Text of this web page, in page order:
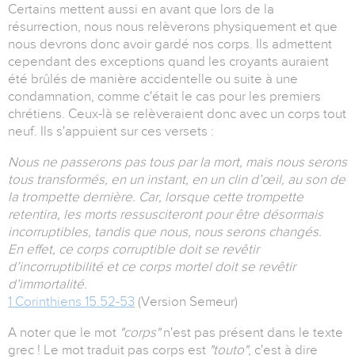
Certains mettent aussi en avant que lors de la
résurrection, nous nous relèverons physiquement et que
nous devrons donc avoir gardé nos corps. Ils admettent
cependant des exceptions quand les croyants auraient
été brûlés de manière accidentelle ou suite à une
condamnation, comme c'était le cas pour les premiers
chrétiens. Ceux-là se relèveraient donc avec un corps tout
neuf. Ils s'appuient sur ces versets :
Nous ne passerons pas tous par la mort, mais nous serons
tous transformés, en un instant, en un clin d’œil, au son de
la trompette dernière. Car, lorsque cette trompette
retentira, les morts ressusciteront pour être désormais
incorruptibles, tandis que nous, nous serons changés.
En effet, ce corps corruptible doit se revêtir
d’incorruptibilité et ce corps mortel doit se revêtir
d’immortalité.
1 Corinthiens 15.52-53 (Version Semeur)
A noter que le mot "corps"n'est pas présent dans le texte
grec ! Le mot traduit pas corps est "touto", c'est à dire